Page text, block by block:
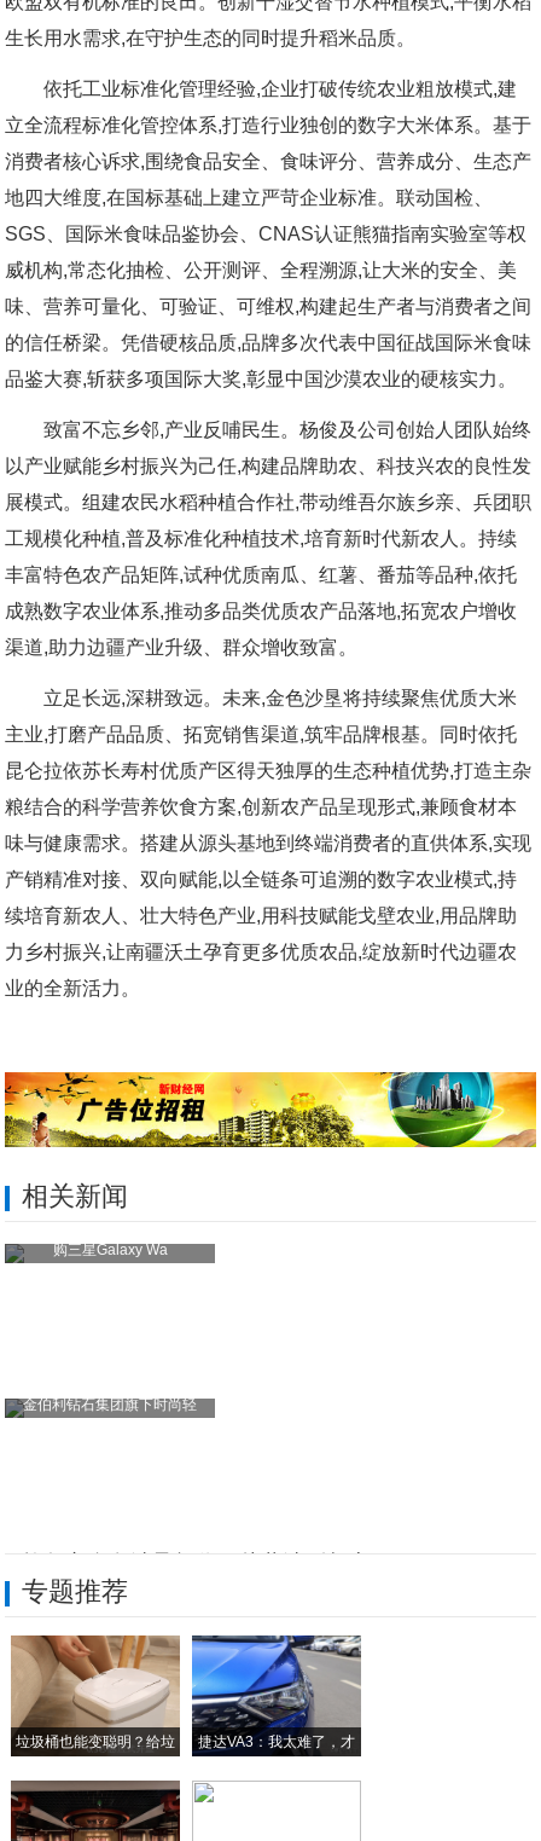
生长用水需求,在守护生态的同时提升稻米品质。
依托工业标准化管理经验,企业打破传统农业粗放模式,建
立全流程标准化管控体系,打造行业独创的数字大米体系。基于
消费者核心诉求,围绕食品安全、食味评分、营养成分、生态产
地四大维度,在国标基础上建立严苛企业标准。联动国检、
SGS、国际米食味品鉴协会、CNAS认证熊猫指南实验室等权
威机构,常态化抽检、公开测评、全程溯源,让大米的安全、美
味、营养可量化、可验证、可维权,构建起生产者与消费者之间
的信任桥梁。凭借硬核品质,品牌多次代表中国征战国际米食味
品鉴大赛,斩获多项国际大奖,彰显中国沙漠农业的硬核实力。
致富不忘乡邻,产业反哺民生。杨俊及公司创始人团队始终
以产业赋能乡村振兴为己任,构建品牌助农、科技兴农的良性发
展模式。组建农民水稻种植合作社,带动维吾尔族乡亲、兵团职
工规模化种植,普及标准化种植技术,培育新时代新农人。持续
丰富特色农产品矩阵,试种优质南瓜、红薯、番茄等品种,依托
成熟数字农业体系,推动多品类优质农产品落地,拓宽农户增收
渠道,助力边疆产业升级、群众增收致富。
立足长远,深耕致远。未来,金色沙垦将持续聚焦优质大米
主业,打磨产品品质、拓宽销售渠道,筑牢品牌根基。同时依托
昆仑拉依苏长寿村优质产区得天独厚的生态种植优势,打造主杂
粮结合的科学营养饮食方案,创新农产品呈现形式,兼顾食材本
味与健康需求。搭建从源头基地到终端消费者的直供体系,实现
产销精准对接、双向赋能,以全链条可追溯的数字农业模式,持
续培育新农人、壮大特色产业,用科技赋能戈壁农业,用品牌助
力乡村振兴,让南疆沃土孕育更多优质农品,绽放新时代边疆农
业的全新活力。
相关新闻
购三星Galaxy Wa
金伯利钻石集团旗下时尚轻
立德文化朱晓平：人生这堂课
英童乳业张鸽：以科技赋能羊乳产业
新疆家和国际酒店有限公司：多元布局绘就产
骁龙8s Gen4与骁龙8 Elite（
专题推荐
垃圾桶也能变聪明？给垃
捷达VA3：我太难了，才